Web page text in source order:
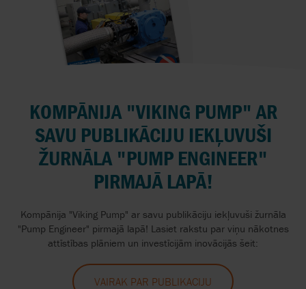
KOMPĀNIJA "VIKING PUMP" AR
SAVU PUBLIKĀCIJU IEKĻUVUŠI
ŽURNĀLA "PUMP ENGINEER"
PIRMAJĀ LAPĀ!
Kompānija "Viking Pump" ar savu publikāciju iekļuvuši žurnāla
"Pump Engineer" pirmajā lapā! Lasiet rakstu par viņu nākotnes
attīstības plāniem un investīcijām inovācijās šeit:
VAIRAK PAR PUBLIKACIJU